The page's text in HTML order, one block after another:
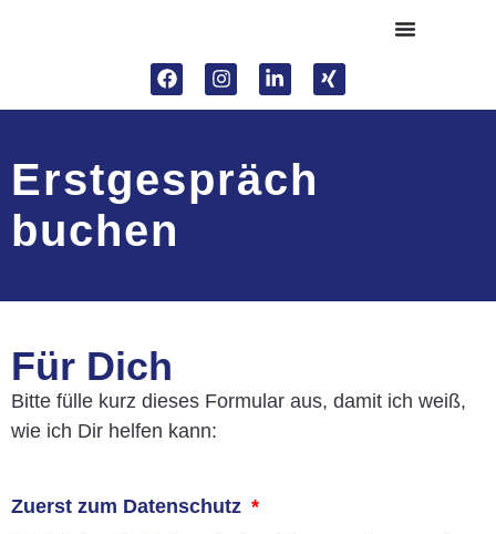
Erstgespräch
buchen
Für Dich
Bitte fülle kurz dieses Formular aus, damit ich weiß,
wie ich Dir helfen kann:
Zuerst zum Datenschutz